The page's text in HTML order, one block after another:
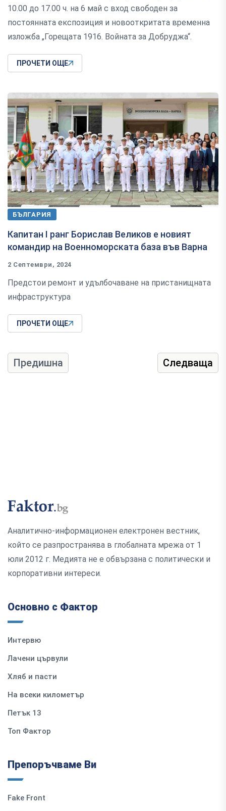
10.00 до 17.00 ч. на 6 май с вход свободен за
постоянната експозиция и новооткритата временна
изложба „Горещата 1916. Войната за Добруджа“.
ПРОЧЕТИ ОЩЕ
БЪЛГАРИЯ
Капитан I ранг Борислав Великов е новият
командир на Военноморската база във Варна
2 Септември, 2024
Предстои ремонт и удълбочаване на пристанищната
инфраструктура
ПРОЧЕТИ ОЩЕ
Предишна Следваща
Аналитично-информационен електронен вестник,
който се разпространява в глобалната мрежа от 1
юли 2012 г. Медията не е обвързана с политически и
корпоративни интереси.
Основно с Фактор
Интервю
Лачени цървули
Хляб и пасти
На всеки километър
Петък 13
Топ Фактор
Препоръчваме Ви
Fake Front